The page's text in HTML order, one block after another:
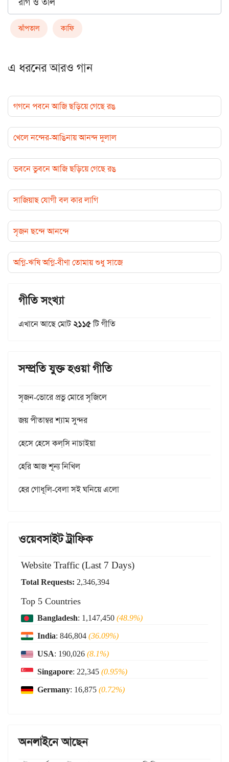
ঝাঁপতাল কাফি
এ ধরনের আরও গান
গগনে পবনে আজি ছড়িয়ে গেছে রঙ
খেলে নন্দের-আঙিনায় আনন্দ দুলাল
ভবনে ভুবনে আজি ছড়িয়ে গেছে রঙ
সাজিয়াছ যোগী বল কার লাগি
সৃজন ছন্দে আনন্দে
অগ্নি-ঋষি অগ্নি-বীণা তোমায় শুধু সাজে
গীতি সংখ্যা
এখানে আছে মোট২১১৫টি গীতি
সম্প্রতি যুক্ত হওয়া গীতি
সৃজন-ভোরে প্রভু মোরে সৃজিলে
জয় পীতাম্বর শ্যাম সুন্দর
হেসে হেসে কল্‌সি নাচাইয়া
হেরি আজ শূন্য নিখিল
হের গোধূলি-বেলা সই ঘনিয়ে এলো
ওয়েবসাইট ট্রাফিক
Website Traffic (Last 7 Days)
Total Requests: 2,346,394
Top 5 Countries
Bangladesh: 1,147,450(48.9%)
India: 846,804(36.09%)
USA: 190,026(8.1%)
Singapore: 22,345(0.95%)
Germany: 16,875(0.72%)
অনলাইনে আছেন